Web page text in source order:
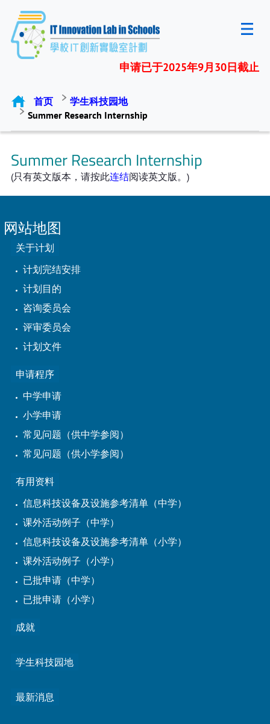
申请已于2025年9月30日截止
首页
学生科技园地
Summer Research Internship
Summer Research Internship
(只有英文版本，请按此连结阅读英文版。)
网站地图
关于计划
计划完结安排
计划目的
咨询委员会
评审委员会
计划文件
申请程序
中学申请
小学申请
常见问题（供中学参阅）
常见问题（供小学参阅）
有用资料
信息科技设备及设施参考清单（中学）
课外活动例子（中学）
信息科技设备及设施参考清单（小学）
课外活动例子（小学）
已批申请（中学）
已批申请（小学）
成就
学生科技园地
最新消息